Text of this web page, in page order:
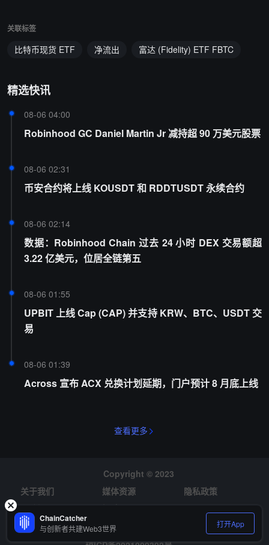
关联标签
比特币现货 ETF 净流出 富达 (Fidelity) ETF FBTC
精选快讯
08-06 04:00
Robinhood GC Daniel Martin Jr 减持超 90 万美元股票
08-06 02:31
币安合约将上线 KOUSDT 和 RDDTUSDT 永续合约
08-06 02:14
数据：Robinhood Chain 过去 24 小时 DEX 交易额超
3.22 亿美元，位居全链第五
08-06 01:55
UPBIT 上线 Cap (CAP) 并支持 KRW、BTC、USDT 交
易
08-06 01:39
Across 宣布 ACX 兑换计划延期，门户预计 8 月底上线
查看更多
Copyright © 2023
关于我们
媒体资源
隐私政策
风险提示
招聘
ChainCatcher
与创新者共建Web3世界 打开App